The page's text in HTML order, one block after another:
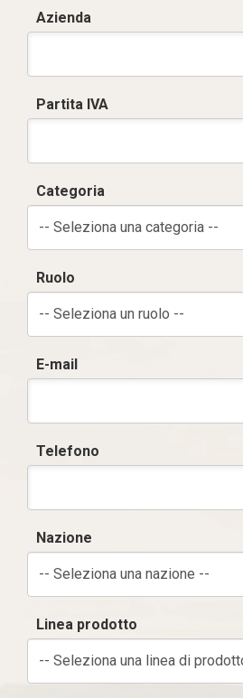
Azienda
Partita IVA
Categoria
-- Seleziona una categoria --
Ruolo
-- Seleziona un ruolo --
E-mail
Telefono
Nazione
-- Seleziona una nazione --
Linea prodotto
-- Seleziona una linea di